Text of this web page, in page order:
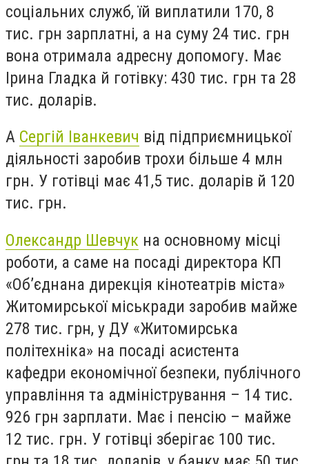
соціальних служб, їй виплатили 170, 8
тис. грн зарплатні, а на суму 24 тис. грн
вона отримала адресну допомогу. Має
Ірина Гладка й готівку: 430 тис. грн та 28
тис. доларів.
А Сергій Іванкевич від підприємницької
діяльності заробив трохи більше 4 млн
грн. У готівці має 41,5 тис. доларів й 120
тис. грн.
Олександр Шевчук на основному місці
роботи, а саме на посаді директора КП
«Об’єднана дирекція кінотеатрів міста»
Житомирської міськради заробив майже
278 тис. грн, у ДУ «Житомирська
політехніка» на посаді асистента
кафедри економічної безпеки, публічного
управління та адміністрування – 14 тис.
926 грн зарплати. Має і пенсію – майже
12 тис. грн. У готівці зберігає 100 тис.